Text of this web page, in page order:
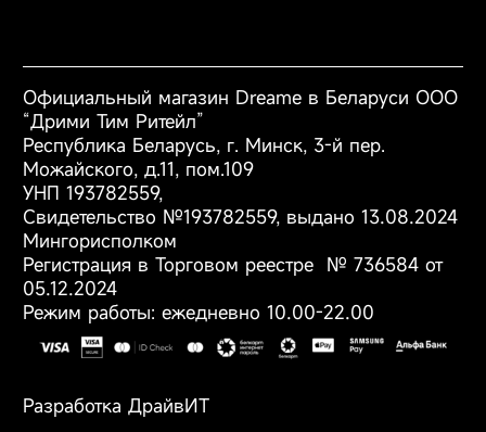
Официальный магазин Dreame в Беларуси ООО
“Дрими Тим Ритейл”
Республика Беларусь, г. Минск, 3-й пер.
Можайского, д.11, пом.109
УНП 193782559,
Свидетельство №193782559, выдано 13.08.2024
Мингорисполком
Регистрация в Торговом реестре № 736584 от
05.12.2024
Режим работы: ежедневно 10.00-22.00
Разработка ДрайвИТ